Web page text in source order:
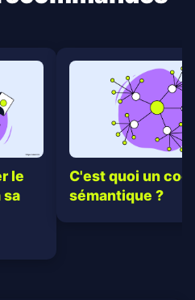
le
sa
C'est quoi un
sémantique ?